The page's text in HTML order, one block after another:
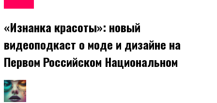
«Изнанка красоты»: новый
видеоподкаст о моде и дизайне на
Первом Российском Национальном